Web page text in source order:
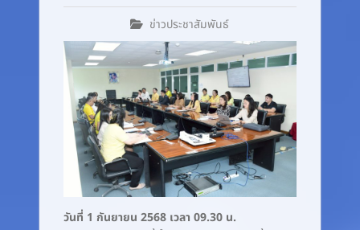
ข่าวประชาสัมพันธ์
วันที่ 1 กันยายน 2568 เวลา 09.30 น.